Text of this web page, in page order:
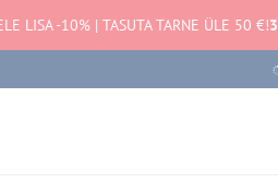
LISA -10% | TASUTA TARNE ÜLE 50 €!3